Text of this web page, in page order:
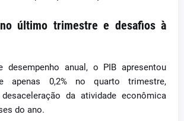
último trimestre e desafios à
desempenho anual, o PIB apresentou
apenas 0,2% no quarto trimestre,
da atividade econômica
do ano.